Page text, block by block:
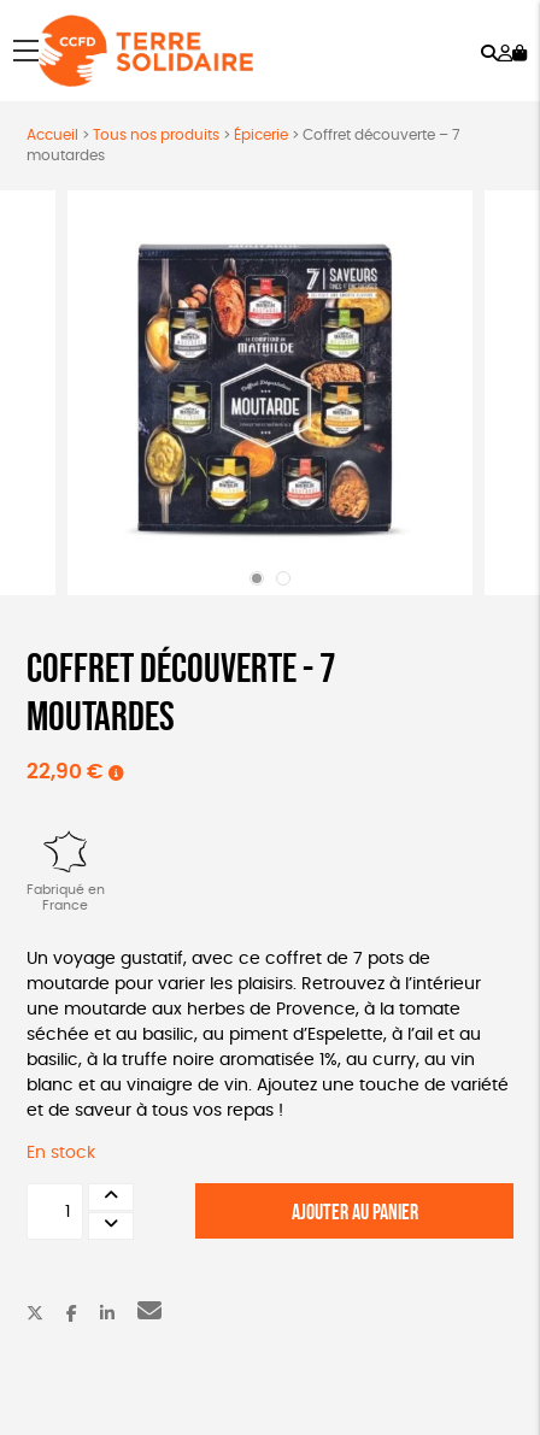
menu
Accueil > Tous nos produits> Épicerie> Coffret découverte – 7
moutardes
Coffret découverte - 7
moutardes
22,90 €
Fabriqué en
France
Un voyage gustatif, avec ce coffret de 7 pots de
moutarde pour varier les plaisirs. Retrouvez à l’intérieur
une moutarde aux herbes de Provence, à la tomate
séchée et au basilic, au piment d’Espelette, à l’ail et au
basilic, à la truffe noire aromatisée 1%, au curry, au vin
blanc et au vinaigre de vin. Ajoutez une touche de variété
et de saveur à tous vos repas !
En stock
moutardes
AJOUTER AU PANIER